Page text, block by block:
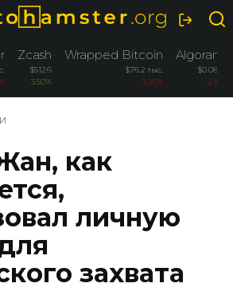
Zcash
$512.6
3.50%
Wrapped Bitcoin
$76.2 тыс.
-3.26%
Algorand
$0.0884
-2.10%
как
личную
захвата